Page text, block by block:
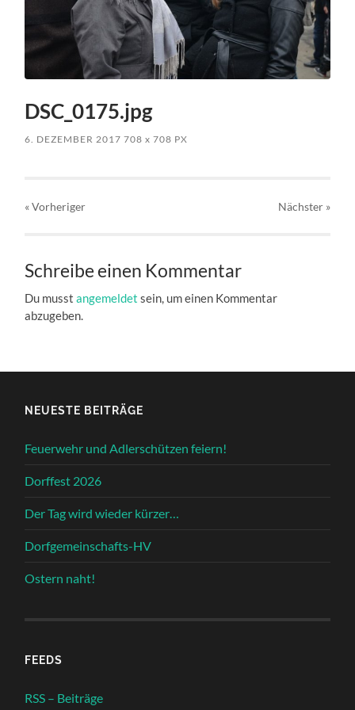
DSC_0175.jpg
6. DEZEMBER 2017 708x 708 PX
« Vorheriger Nächster »
Schreibe einen Kommentar
Du musstangemeldet sein, um einen Kommentar
abzugeben.
NEUESTE BEITRÄGE
Feuerwehr und Adlerschützen feiern!
Dorffest 2026
Der Tag wird wieder kürzer…
Dorfgemeinschafts-HV
Ostern naht!
FEEDS
RSS – Beiträge